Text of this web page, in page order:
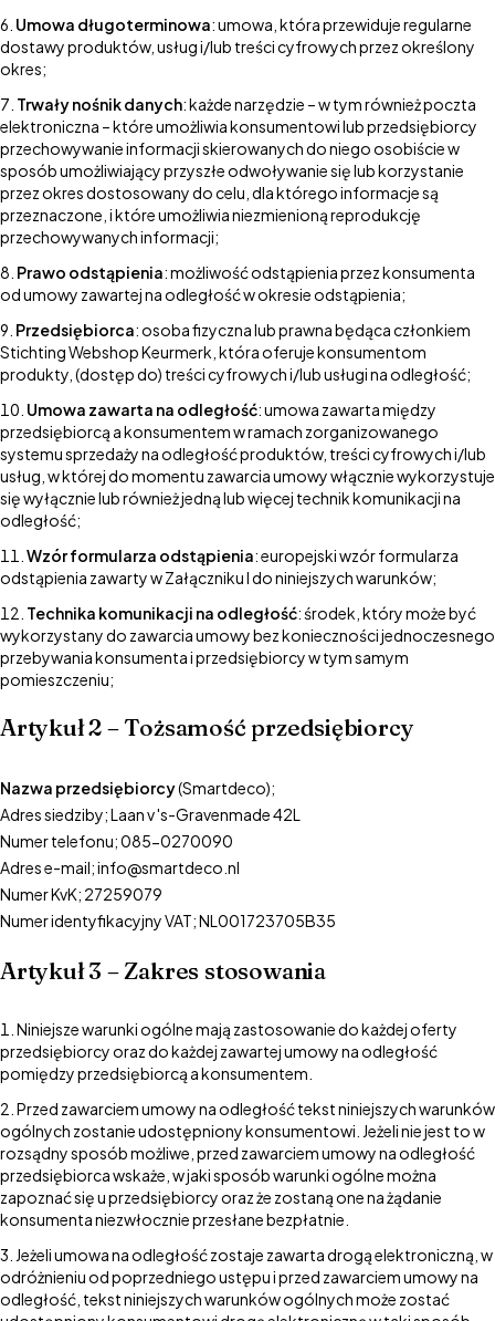
Umowa długoterminowa: umowa, która przewiduje regularne
dostawy produktów, usług i/lub treści cyfrowych przez określony
okres;
Trwały nośnik danych: każde narzędzie – w tym również poczta
elektroniczna – które umożliwia konsumentowi lub przedsiębiorcy
przechowywanie informacji skierowanych do niego osobiście w
sposób umożliwiający przyszłe odwoływanie się lub korzystanie
przez okres dostosowany do celu, dla którego informacje są
przeznaczone, i które umożliwia niezmienioną reprodukcję
przechowywanych informacji;
Prawo odstąpienia: możliwość odstąpienia przez konsumenta
od umowy zawartej na odległość w okresie odstąpienia;
Przedsiębiorca: osoba fizyczna lub prawna będąca członkiem
Stichting Webshop Keurmerk, która oferuje konsumentom
produkty, (dostęp do) treści cyfrowych i/lub usługi na odległość;
Umowa zawarta na odległość: umowa zawarta między
przedsiębiorcą a konsumentem w ramach zorganizowanego
systemu sprzedaży na odległość produktów, treści cyfrowych i/lub
usług, w której do momentu zawarcia umowy włącznie wykorzystuje
się wyłącznie lub również jedną lub więcej technik komunikacji na
odległość;
Wzór formularza odstąpienia: europejski wzór formularza
odstąpienia zawarty w Załączniku I do niniejszych warunków;
Technika komunikacji na odległość: środek, który może być
wykorzystany do zawarcia umowy bez konieczności jednoczesnego
przebywania konsumenta i przedsiębiorcy w tym samym
pomieszczeniu;
Artykuł 2 – Tożsamość przedsiębiorcy
Nazwa przedsiębiorcy(Smartdeco);
Adres siedziby; Laan v 's-Gravenmade 42L
Numer telefonu; 085-0270090
Adres e-mail; info@smartdeco.nl
Numer KvK; 27259079
Numer identyfikacyjny VAT; NL001723705B35
Artykuł 3 – Zakres stosowania
Niniejsze warunki ogólne mają zastosowanie do każdej oferty
przedsiębiorcy oraz do każdej zawartej umowy na odległość
pomiędzy przedsiębiorcą a konsumentem.
Przed zawarciem umowy na odległość tekst niniejszych warunków
ogólnych zostanie udostępniony konsumentowi. Jeżeli nie jest to w
rozsądny sposób możliwe, przed zawarciem umowy na odległość
przedsiębiorca wskaże, w jaki sposób warunki ogólne można
zapoznać się u przedsiębiorcy oraz że zostaną one na żądanie
konsumenta niezwłocznie przesłane bezpłatnie.
Jeżeli umowa na odległość zostaje zawarta drogą elektroniczną, w
odróżnieniu od poprzedniego ustępu i przed zawarciem umowy na
odległość, tekst niniejszych warunków ogólnych może zostać